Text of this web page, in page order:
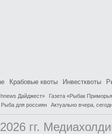
Крабовые квоты Инвестквоты
Дайджест»
Газета «Рыбак
Рыба для россиян Актуально вчера,
гг.